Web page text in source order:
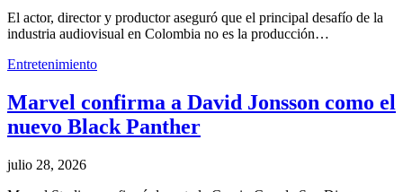
El actor, director y productor aseguró que el principal desafío de la
industria audiovisual en Colombia no es la producción…
Entretenimiento
Marvel confirma a David Jonsson como el
nuevo Black Panther
julio 28, 2026